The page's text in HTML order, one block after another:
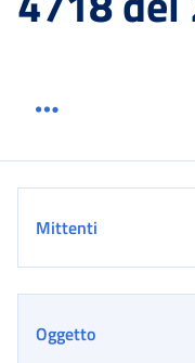
Mittenti
Oggetto